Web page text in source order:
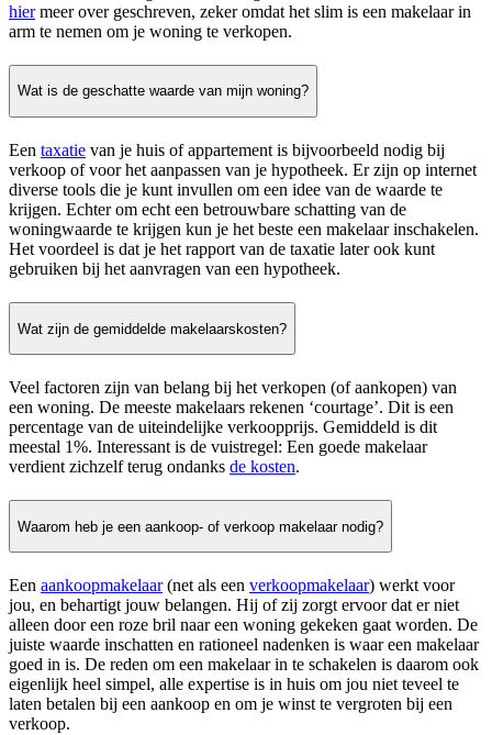
hiermeer over geschreven, zeker omdat het slim is een makelaar in
arm te nemen om je woning te verkopen.
Wat is de geschatte waarde van mijn woning?
Een taxatie van je huis of appartement is bijvoorbeeld nodig bij
verkoop of voor het aanpassen van je hypotheek. Er zijn op internet
diverse tools die je kunt invullen om een idee van de waarde te
krijgen. Echter om echt een betrouwbare schatting van de
woningwaarde te krijgen kun je het beste een makelaar inschakelen.
Het voordeel is dat je het rapport van de taxatie later ook kunt
gebruiken bij het aanvragen van een hypotheek.
Wat zijn de gemiddelde makelaarskosten?
Veel factoren zijn van belang bij het verkopen (of aankopen) van
een woning. De meeste makelaars rekenen ‘courtage’. Dit is een
percentage van de uiteindelijke verkoopprijs. Gemiddeld is dit
meestal 1%. Interessant is de vuistregel: Een goede makelaar
verdient zichzelf terug ondanks de kosten.
Waarom heb je een aankoop- of verkoop makelaar nodig?
Een aankoopmakelaar(net als een verkoopmakelaar) werkt voor
jou, en behartigt jouw belangen. Hij of zij zorgt ervoor dat er niet
alleen door een roze bril naar een woning gekeken gaat worden. De
juiste waarde inschatten en rationeel nadenken is waar een makelaar
goed in is. De reden om een makelaar in te schakelen is daarom ook
eigenlijk heel simpel, alle expertise is in huis om jou niet teveel te
laten betalen bij een aankoop en om je winst te vergroten bij een
verkoop.